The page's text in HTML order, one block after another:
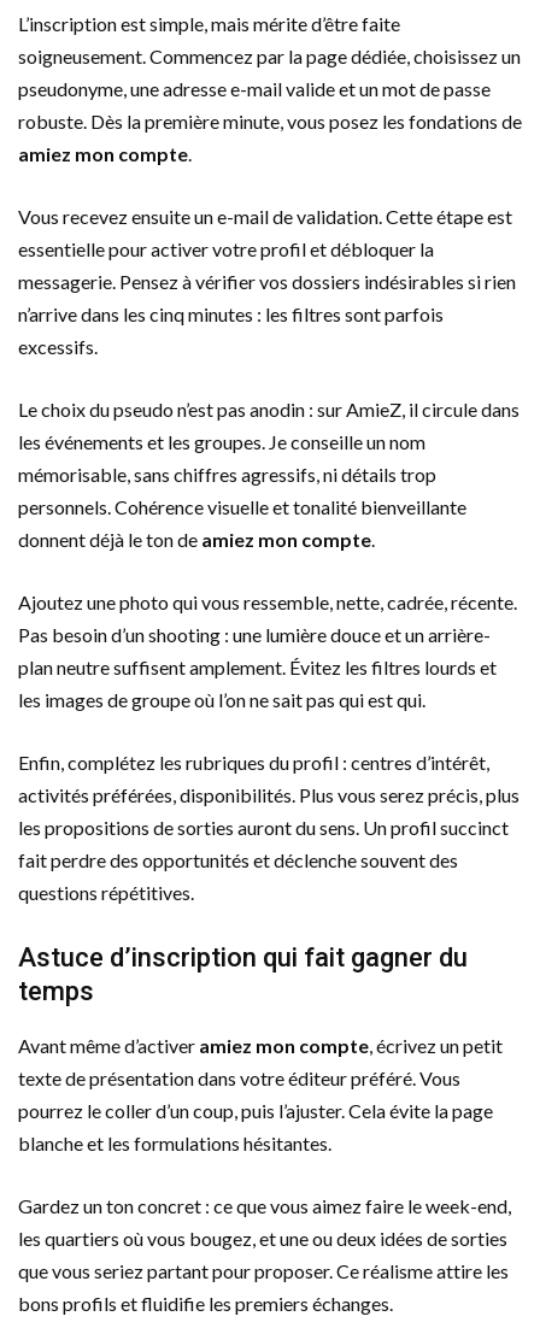
L’inscription est simple, mais mérite d’être faite
soigneusement. Commencez par la page dédiée, choisissez un
pseudonyme, une adresse e-mail valide et un mot de passe
robuste. Dès la première minute, vous posez les fondations de
amiez mon compte.
Vous recevez ensuite un e-mail de validation. Cette étape est
essentielle pour activer votre profil et débloquer la
messagerie. Pensez à vérifier vos dossiers indésirables si rien
n’arrive dans les cinq minutes : les filtres sont parfois
excessifs.
Le choix du pseudo n’est pas anodin : sur AmieZ, il circule dans
les événements et les groupes. Je conseille un nom
mémorisable, sans chiffres agressifs, ni détails trop
personnels. Cohérence visuelle et tonalité bienveillante
donnent déjà le ton de amiez mon compte.
Ajoutez une photo qui vous ressemble, nette, cadrée, récente.
Pas besoin d’un shooting : une lumière douce et un arrière-
plan neutre suffisent amplement. Évitez les filtres lourds et
les images de groupe où l’on ne sait pas qui est qui.
Enfin, complétez les rubriques du profil : centres d’intérêt,
activités préférées, disponibilités. Plus vous serez précis, plus
les propositions de sorties auront du sens. Un profil succinct
fait perdre des opportunités et déclenche souvent des
questions répétitives.
Astuce d’inscription qui fait gagner du
temps
Avant même d’activer amiez mon compte, écrivez un petit
texte de présentation dans votre éditeur préféré. Vous
pourrez le coller d’un coup, puis l’ajuster. Cela évite la page
blanche et les formulations hésitantes.
Gardez un ton concret : ce que vous aimez faire le week-end,
les quartiers où vous bougez, et une ou deux idées de sorties
que vous seriez partant pour proposer. Ce réalisme attire les
bons profils et fluidifie les premiers échanges.